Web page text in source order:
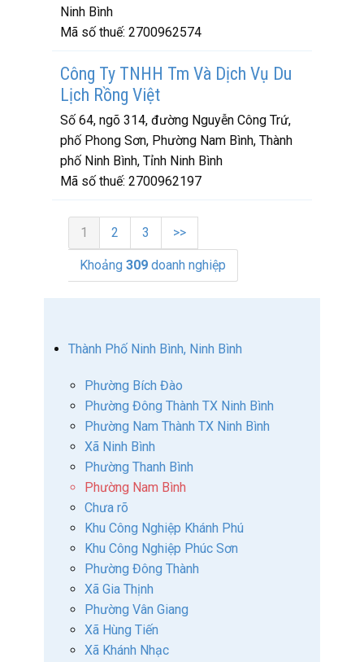
Ninh Bình
Mã số thuế: 2700962574
Công Ty TNHH Tm Và Dịch Vụ Du
Lịch Rồng Việt
Số 64, ngõ 314, đường Nguyễn Công Trứ,
phố Phong Sơn, Phường Nam Bình, Thành
phố Ninh Bình, Tỉnh Ninh Bình
Mã số thuế: 2700962197
1 2 3 >>
Khoảng 309 doanh nghiệp
Thành Phố Ninh Bình, Ninh Bình
Phường Bích Đào
Phường Đông Thành TX Ninh Bình
Phường Nam Thành TX Ninh Bình
Xã Ninh Bình
Phường Thanh Bình
Phường Nam Bình
Chưa rõ
Khu Công Nghiệp Khánh Phú
Khu Công Nghiệp Phúc Sơn
Phường Đông Thành
Xã Gia Thịnh
Phường Vân Giang
Xã Hùng Tiến
Xã Khánh Nhạc